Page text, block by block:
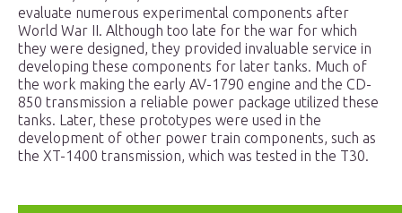
evaluate numerous experimental components after
World War II. Although too late for the war for which
they were designed, they provided invaluable service in
developing these components for later tanks. Much of
the work making the early AV-1790 engine and the CD-
850 transmission a reliable power package utilized these
tanks. Later, these prototypes were used in the
development of other power train components, such as
the XT-1400 transmission, which was tested in the T30.